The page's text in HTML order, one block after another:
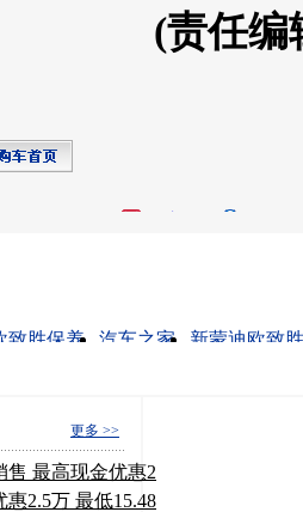
(责任编
致胜保养 汽车之家
新蒙迪欧致胜
更多 >>
售 最高现金优惠2
2.5万 最低15.48